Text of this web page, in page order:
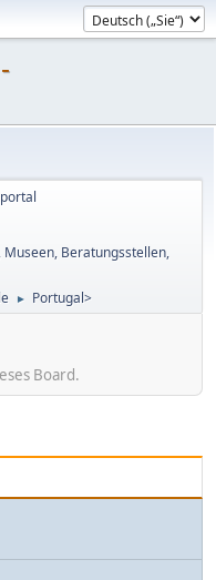
Beratungsstellen,
► Portugal>
Board.